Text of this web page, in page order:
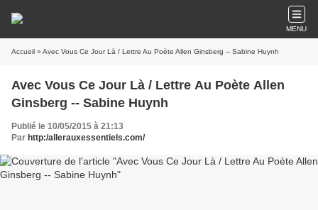
MENU
Accueil » Avec Vous Ce Jour Là / Lettre Au Poète Allen Ginsberg -- Sabine Huynh
Avec Vous Ce Jour Là / Lettre Au Poète Allen
Ginsberg -- Sabine Huynh
Publié le 10/05/2015 à 21:13
Par http:/allerauxessentiels.com/